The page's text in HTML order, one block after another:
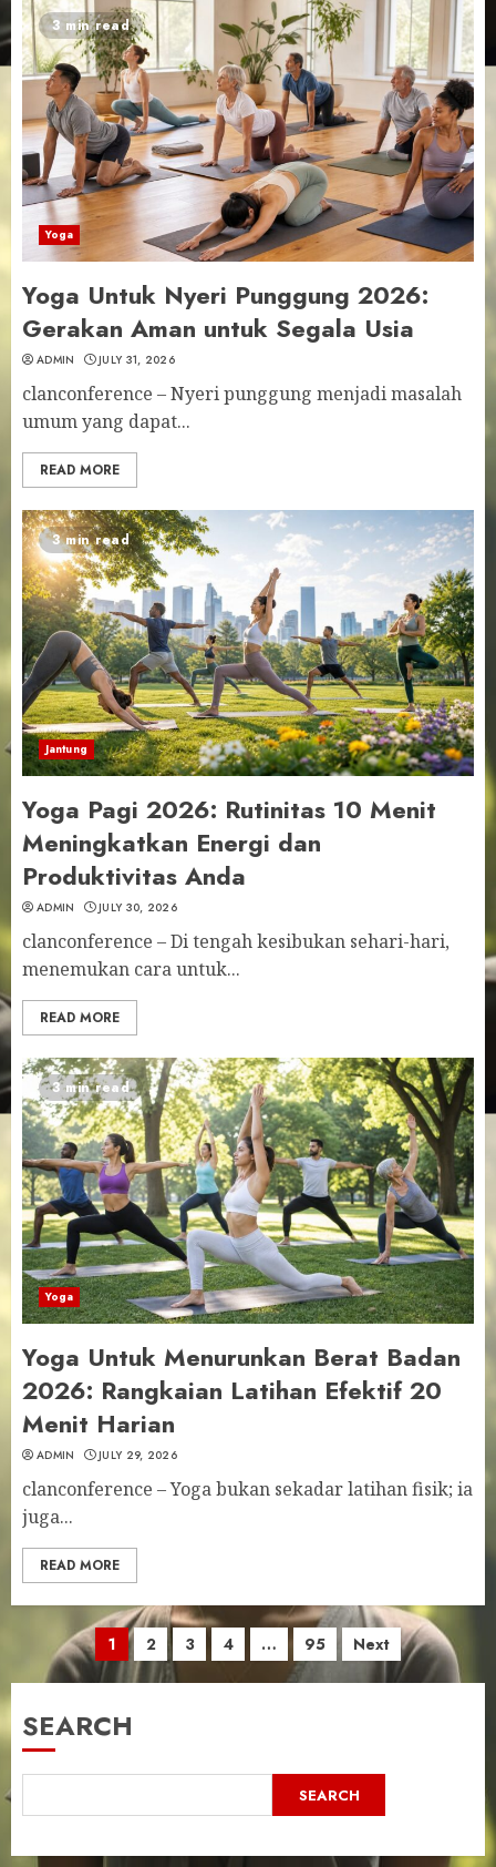
3 min read
Yoga
Yoga Untuk Nyeri Punggung 2026:
Gerakan Aman untuk Segala Usia
ADMIN JULY 31, 2026
clanconference – Nyeri punggung menjadi masalah
umum yang dapat...
READ MORE
3 min read
Jantung
Yoga Pagi 2026: Rutinitas 10 Menit
Meningkatkan Energi dan
Produktivitas Anda
ADMIN JULY 30, 2026
clanconference – Di tengah kesibukan sehari-hari,
menemukan cara untuk...
READ MORE
3 min read
Yoga
Yoga Untuk Menurunkan Berat Badan
2026: Rangkaian Latihan Efektif 20
Menit Harian
ADMIN JULY 29, 2026
clanconference – Yoga bukan sekadar latihan fisik; ia
juga...
READ MORE
Posts
pagination
1 2 3 4 … 95 Next
SEARCH
SEARCH